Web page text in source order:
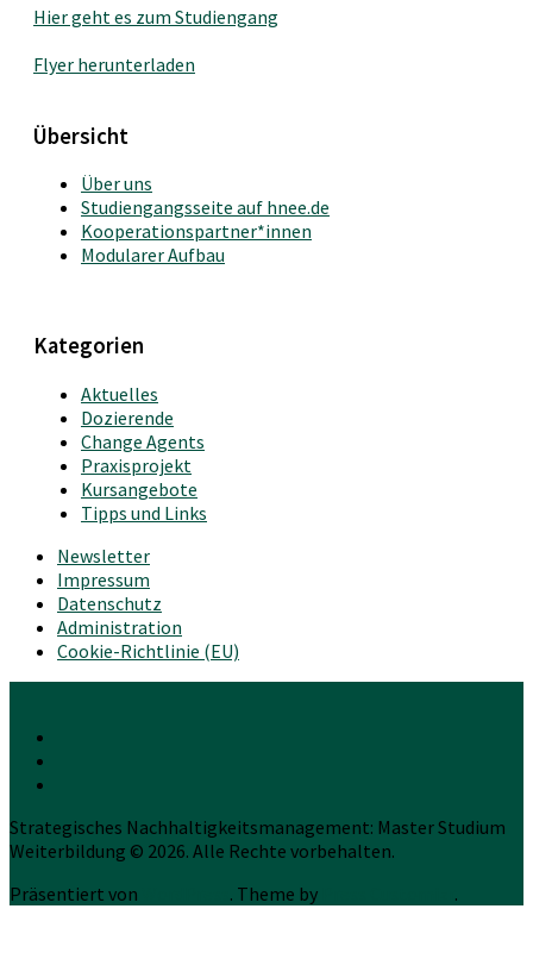
Hier geht es zum Studiengang
Flyer herunterladen
Übersicht
Über uns
Studiengangsseite auf hnee.de
Kooperationspartner*innen
Modularer Aufbau
Kategorien
Aktuelles
Dozierende
Change Agents
Praxisprojekt
Kursangebote
Tipps und Links
Newsletter
Impressum
Datenschutz
Administration
Cookie-Richtlinie (EU)
Strategisches Nachhaltigkeitsmanagement: Master Studium
Weiterbildung © 2026. Alle Rechte vorbehalten.
Präsentiert von
. Theme by .